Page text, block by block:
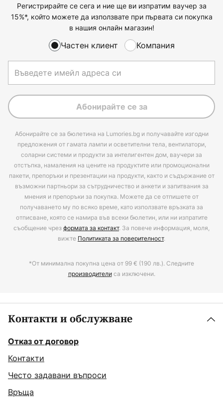
Регистрирайте се сега и ние ще ви изпратим ваучер за
15%*, който можете да използвате при първата си покупка
в нашия онлайн магазин!
Частен клиент Компания
Абонирайте се за
Абонирайте се за бюлетина на Lumories.bg и получавайте изгодни
предложения от гамата лампи и осветителни тела, вентилатори,
соларни системи и продукти за интелигентен дом, ваучери за
отстъпка, намаления на цените на продуктите или промоционални
пакети, препоръки и презентации на продукти, както и съдържание от
възможни партньори за сътрудничество и анкети и запитвания за
мнения и препоръки за покупка. Можете да се отпишете от
получаването му по всяко време, като използвате връзката за
отписване, която се намира във всеки бюлетин, или ни изпратите
съобщение чрезформата за контакт. За повече информация, моля,
вижте Политиката за поверителност.
*От минимална покупна цена от 99 € (190 лв.). Следните
производителиса изключени.
Контакти и обслужване
Отказ от договор
Контакти
Често задавани въпроси
Връща